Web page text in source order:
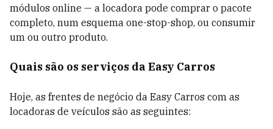
módulos online — a locadora pode comprar o pacote
completo, num esquema one-stop-shop, ou consumir
um ou outro produto.
Quais são os serviços da Easy Carros
Hoje, as frentes de negócio da Easy Carros com as
locadoras de veículos são as seguintes: